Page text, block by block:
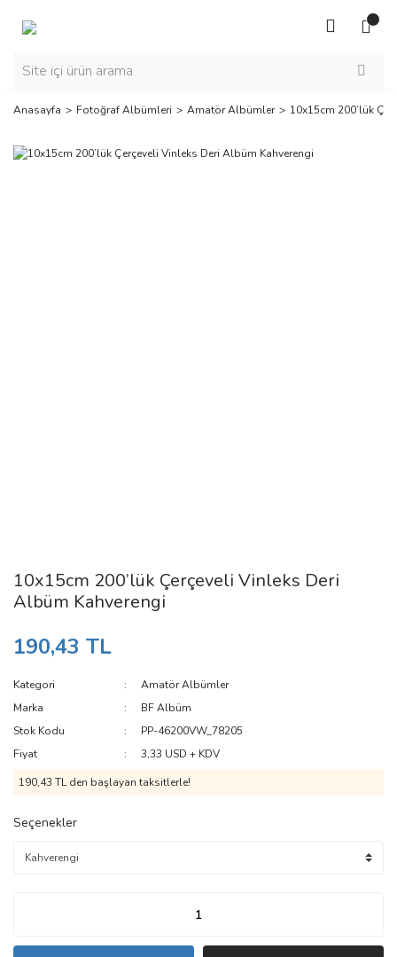
Anasayfa Fotoğraf Albümleri Amatör Albümler 10x15cm 200’lük
10x15cm 200’lük Çerçeveli Vinleks Deri
Albüm Kahverengi
190,43 TL
Kategori
Amatör Albümler
Marka
BF Albüm
Stok Kodu
PP-46200VW_78205
Fiyat
3,33 USD + KDV
190,43 TL den başlayan taksitlerle!
Seçenekler